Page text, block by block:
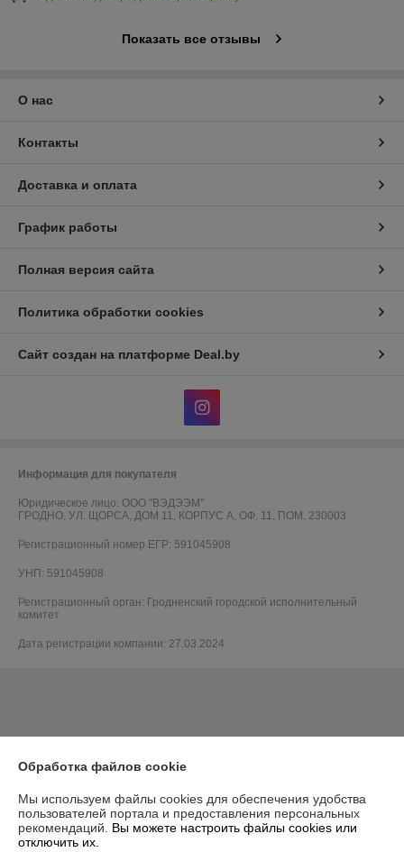
Показать все отзывы
О нас
Контакты
Доставка и оплата
График работы
Полная версия сайта
Политика обработки cookies
Сайт создан на платформе Deal.by
Информация для покупателя
Юридическое лицо: ООО "ВЭДЭЭМ"
ГРОДНО, УЛ. ЩОРСА, ДОМ 11, КОРПУС А, ОФ. 11, ПОМ, 230003
Регистрационный номер ЕГР: 591045908
УНП: 591045908
Регистрационный орган: Гродненский городской исполнительный
комитет
Дата регистрации компании: 27.03.2024
Обработка файлов cookie
Мы используем файлы cookies для обеспечения удобства
пользователей портала и предоставления персональных
рекомендаций. Вы можете настроить файлы cookies или
отключить их.